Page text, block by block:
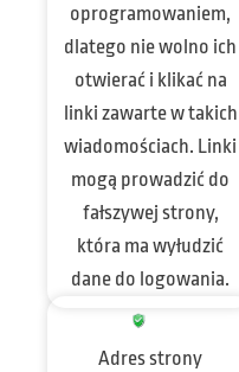
oprogramowaniem,
dlatego nie wolno ich
otwierać i klikać na
linki zawarte w takich
wiadomościach. Linki
mogą prowadzić do
fałszywej strony,
która ma wyłudzić
dane do logowania.
Adres strony